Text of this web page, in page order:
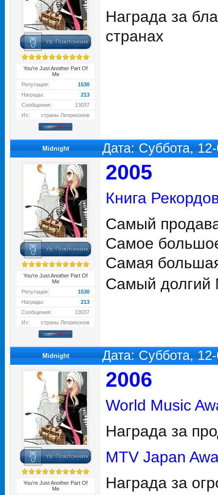
You're Just Another Part Of
Me
Репутация:
1530
Награды:
213
Сообщения:
13037
Из:
страны Лепреконов
Награда за
странах
Midnight Дата: Суббота,
You're Just Another Part Of
Me
Репутация:
1530
Награды:
213
Сообщения:
13037
Из:
страны Лепреконов
2005
Книга
Самый
Самое
Самая
Самый долгий
Midnight Дата: Суббота,
You're Just Another Part Of
Me
2006
World Music
Награда за
MTV Japan
Награда за